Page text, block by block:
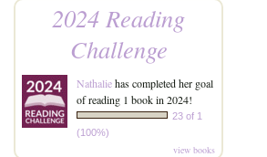
2024 Reading
Challenge
Nathaliehas completed her goal
of reading 1 book in 2024!
23 of 1
(100%)
view books